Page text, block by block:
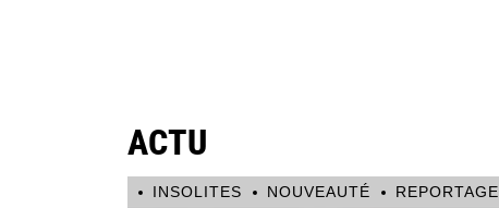
ACTU
INSOLITES NOUVEAUTÉ REPORTAGE